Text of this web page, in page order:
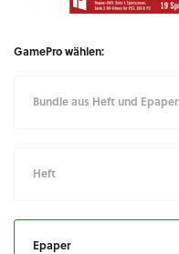
GamePro wählen:
Bundle aus Heft und Epaper
Heft
Epaper